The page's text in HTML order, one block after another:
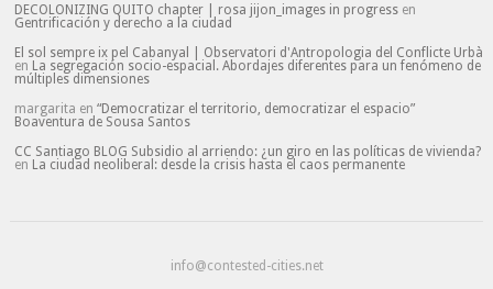
DECOLONIZING QUITO chapter | rosa jijon_images in progress en
Gentrificación y derecho a la ciudad
El sol sempre ix pel Cabanyal | Observatori d'Antropologia del Conflicte Urbà
en La segregación socio-espacial. Abordajes diferentes para un fenómeno de
múltiples dimensiones
margarita en“Democratizar el territorio, democratizar el espacio”
Boaventura de Sousa Santos
CC Santiago BLOG Subsidio al arriendo: ¿un giro en las políticas de vivienda?
en La ciudad neoliberal: desde la crisis hasta el caos permanente
info@contested-cities.net